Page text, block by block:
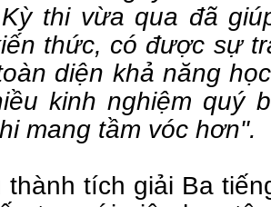
thi vừa qua đã
thức, có được sự
diện khả năng
kinh nghiệm quý
mang tầm vóc hơn".
thành tích giải Ba